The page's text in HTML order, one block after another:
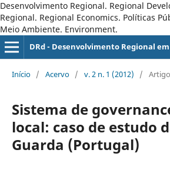
Desenvolvimento Regional. Regional
Regional. Regional Economics. Políticas
Meio Ambiente. Environment.
DRd - Desenvolvimento Regional
Início / Acervo / v. 2 n. 1 (2012) /
Sistema de
local: caso de estudo
Guarda (Portugal)